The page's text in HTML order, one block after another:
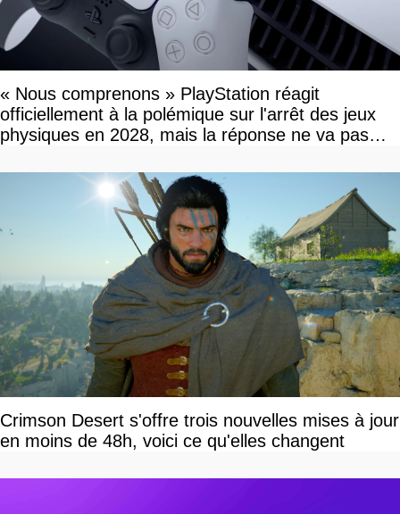
« Nous comprenons » PlayStation réagit
officiellement à la polémique sur l'arrêt des jeux
physiques en 2028, mais la réponse ne va pas
Crimson Desert s'offre trois nouvelles mises à jour
en moins de 48h, voici ce qu'elles changent